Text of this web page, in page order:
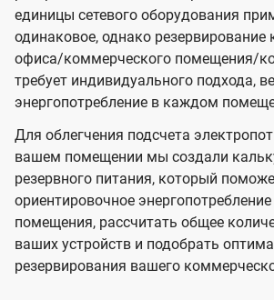
единицы сетевого оборудования
одинаковое, однако
офиса/коммерческого помещения/
требует индивидуального подхода,
энергопотребление в каждом
Для облегчения подсчета
вашем помещении мы создали
резервного питания, который
ориентировочное
помещения, рассчитать общее
ваших устройств и подобрать
резервирования вашего